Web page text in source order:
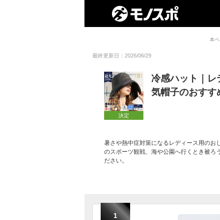
本
最終更新日：2026/06/29
決定
冷感ハット｜レ
気帽子のおすす
暑さや熱中症対策になるレディース用のお
のスポーツ観戦、海や公園へ行くとき被ろ
ださい。
1